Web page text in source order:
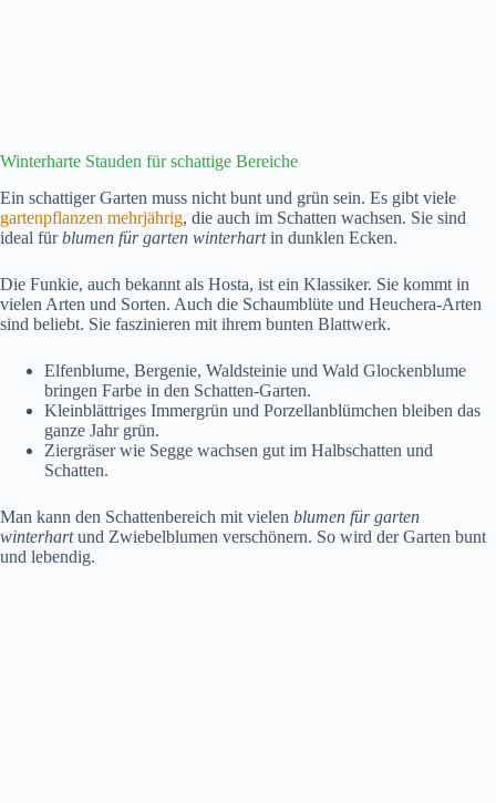
Winterharte Stauden für schattige Bereiche
Ein schattiger Garten muss nicht bunt und grün sein. Es gibt viele
gartenpflanzen mehrjährig, die auch im Schatten wachsen. Sie sind
ideal fürblumen für garten winterhartin dunklen Ecken.
Die Funkie, auch bekannt als Hosta, ist ein Klassiker. Sie kommt in
vielen Arten und Sorten. Auch die Schaumblüte und Heuchera-Arten
sind beliebt. Sie faszinieren mit ihrem bunten Blattwerk.
Elfenblume, Bergenie, Waldsteinie und Wald Glockenblume
bringen Farbe in den Schatten-Garten.
Kleinblättriges Immergrün und Porzellanblümchen bleiben das
ganze Jahr grün.
Ziergräser wie Segge wachsen gut im Halbschatten und
Schatten.
Man kann den Schattenbereich mit vielen blumen für garten
winterhartund Zwiebelblumen verschönern. So wird der Garten bunt
und lebendig.